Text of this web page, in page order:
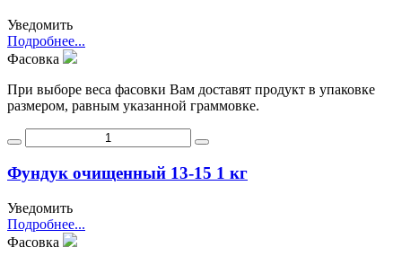
Уведомить
Подробнее...
Фасовка
При выборе веса фасовки Вам доставят продукт в упаковке
размером, равным указанной граммовке.
Фундук очищенный 13-15 1 кг
Уведомить
Подробнее...
Фасовка